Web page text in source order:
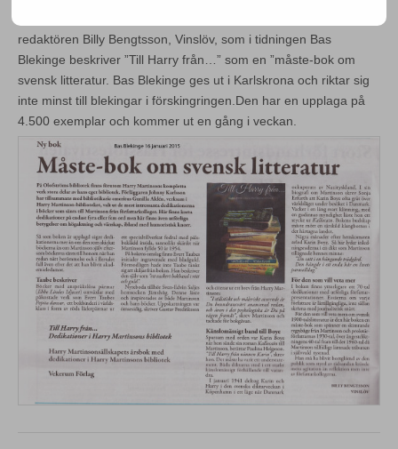
redaktören Billy Bengtsson, Vinslöv, som i tidningen Bas
Blekinge beskriver ”Till Harry från…” som en ”måste-bok om
svensk litteratur. Bas Blekinge ges ut i Karlskrona och riktar sig
inte minst till blekingar i förskingringen.Den har en upplaga på
4.500 exemplar och kommer ut en gång i veckan.